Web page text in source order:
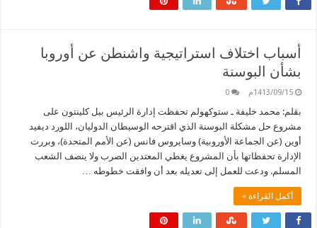
أسباب اختلاف استراتيجية واشنطن عن أوروبا
بشأن البوسنة
1413/09/15م 0
بقلم: محمد خليفة ـ ستوكهولم تحفظت إدارة الرئيس بيل كلينتون على
مشروع حل مشكلة البوسنة الذي اقترحه الوسيطان الدوليان، اللورد ديفيد
أوين (عن الجماعة الأوروبية) وسايروس فانس (عن الأمم المتحدة)، وبررت
الإدارة تحفظاتها بأن المشروع يغطي المعتدين الصرب ولا ينصف الشعب
المسلم. ودعت للعمل إلى تعديله بعد أن وافقت خطوطه …
أكمل القراءة »